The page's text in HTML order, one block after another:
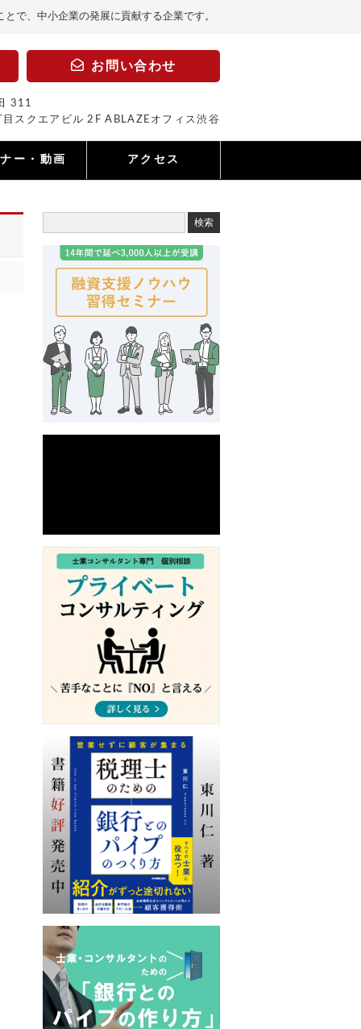
で、中小企業の発展に貢献する企業です。
お問い合わせ
311
スクエアビル 2F ABLAZEオフィス渋谷
ー・動画 アクセス